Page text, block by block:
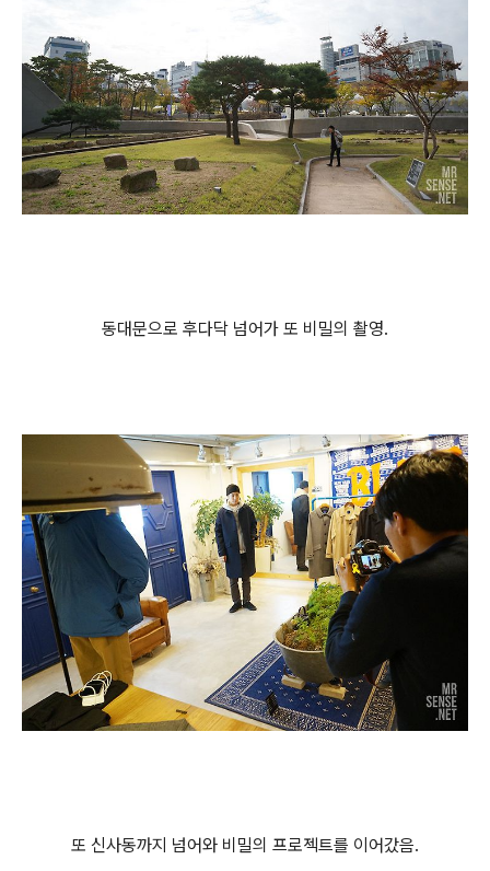
동대문으로 후다닥 넘어가 또 비밀의 촬영.
또 신사동까지 넘어와 비밀의 프로젝트를 이어갔음.